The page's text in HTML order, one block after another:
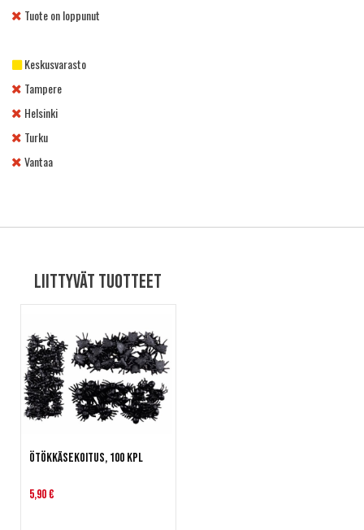
Tuote on loppunut
Keskusvarasto
Tampere
Helsinki
Turku
Vantaa
Liittyvät tuotteet
Ötökkäsekoitus, 100 kpl
5,90 €